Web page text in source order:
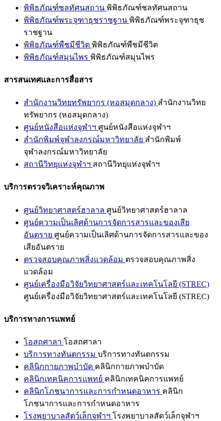
พิพิธภัณฑ์ชลทัศนสถาน พิพิธภัณฑ์ชลทัศนสถาน
พิพิธภัณฑ์พระจุฑาธุชราชฐาน พิพิธภัณฑ์พระจุฑาธุช
ราชฐาน
พิพิธภัณฑ์พืชมีชีวิต พิพิธภัณฑ์พืชมีชีวิต
พิพิธภัณฑ์สมุนไพร พิพิธภัณฑ์สมุนไพร
สารสนเทศและการสื่อสาร
สำนักงานวิทยทรัพยากร (หอสมุดกลาง) สำนักงานวิทย
ทรัพยากร (หอสมุดกลาง)
ศูนย์หนังสือแห่งจุฬาฯ ศูนย์หนังสือแห่งจุฬาฯ
สำนักพิมพ์จุฬาลงกรณ์มหาวิทยาลัย สำนักพิมพ์
จุฬาลงกรณ์มหาวิทยาลัย
สถานีวิทยุแห่งจุฬาฯ สถานีวิทยุแห่งจุฬาฯ
บริการตรวจวิเคราะห์คุณภาพ
ศูนย์วิทยาศาสตร์ฮาลาล ศูนย์วิทยาศาสตร์ฮาลาล
ศูนย์ความเป็นเลิศด้านการจัดการสารและของเสีย
อันตราย ศูนย์ความเป็นเลิศด้านการจัดการสารและของ
เสียอันตราย
ตรวจสอบคุณภาพสิ่งแวดล้อม ตรวจสอบคุณภาพสิ่ง
แวดล้อม
ศูนย์เครื่องมือวิจัยวิทยาศาสตร์และเทคโนโลยี (STREC)
ศูนย์เครื่องมือวิจัยวิทยาศาสตร์และเทคโนโลยี (STREC)
บริการทางการแพทย์
โอสถศาลา โอสถศาลา
บริการทางทันตกรรม บริการทางทันตกรรม
คลินิกกายภาพบำบัด คลินิกกายภาพบำบัด
คลินิกเทคนิคการแพทย์ คลินิกเทคนิคการแพทย์
คลินิกโภชนาการและการกำหนดอาหาร คลินิก
โภชนาการและการกำหนดอาหาร
โรงพยาบาลสัตว์เล็กจุฬาฯ โรงพยาบาลสัตว์เล็กจุฬาฯ